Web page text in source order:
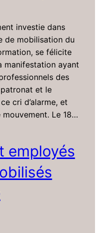
investie dans
de mobilisation du
se félicite
manifestation ayant
des
et le
cri d’alarme, et
Le 18…
employés